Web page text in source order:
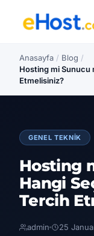
Anasayfa / Blog /
Hosting mi Sunucu
Etmelisiniz?
GENEL TEKNIK
Hosting
Hangi
Tercih
admin 25